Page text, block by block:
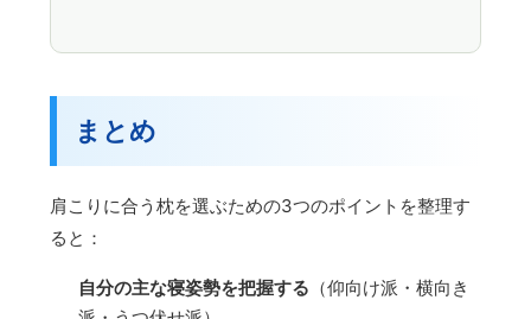
まとめ
肩こりに合う枕を選ぶための3つのポイントを整理す
ると：
自分の主な寝姿勢を把握する （仰向け派・横向き